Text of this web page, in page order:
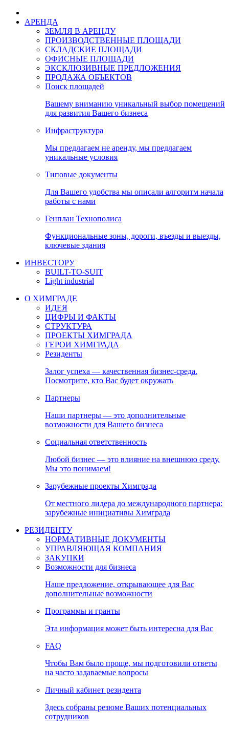
АРЕНДА
ЗЕМЛЯ В АРЕНДУ
ПРОИЗВОДСТВЕННЫЕ ПЛОЩАДИ
СКЛАДСКИЕ ПЛОЩАДИ
ОФИСНЫЕ ПЛОЩАДИ
ЭКСКЛЮЗИВНЫЕ ПРЕДЛОЖЕНИЯ
ПРОДАЖА ОБЪЕКТОВ
Поиск площадей
Вашему вниманию уникальный выбор помещений
для развития Вашего бизнеса
Инфраструктура
Мы предлагаем не аренду, мы предлагаем
уникальные условия
Типовые документы
Для Вашего удобства мы описали алгоритм начала
работы с нами
Генплан Технополиса
Функциональные зоны, дороги, въезды и выезды,
ключевые здания
ИНВЕСТОРУ
BUILT-TO-SUIT
Light industrial
О ХИМГРАДЕ
ИДЕЯ
ЦИФРЫ И ФАКТЫ
СТРУКТУРА
ПРОЕКТЫ ХИМГРАДА
ГЕРОИ ХИМГРАДА
Резиденты
Залог успеха — качественная бизнес-среда.
Посмотрите, кто Вас будет окружать
Партнеры
Наши партнеры — это дополнительные
возможности для Вашего бизнеса
Социальная ответственность
Любой бизнес — это влияние на внешнюю среду.
Мы это понимаем!
Зарубежные проекты Химграда
От местного лидера до международного партнера:
зарубежные инициативы Химграда
РЕЗИДЕНТУ
НОРМАТИВНЫЕ ДОКУМЕНТЫ
УПРАВЛЯЮЩАЯ КОМПАНИЯ
ЗАКУПКИ
Возможности для бизнеса
Наше предложение, открывающее для Вас
дополнительные возможности
Программы и гранты
Эта информация может быть интересна для Вас
FAQ
Чтобы Вам было проще, мы подготовили ответы
на часто задаваемые вопросы
Личный кабинет резидента
Здесь собраны резюме Ваших потенциальных
сотрудников